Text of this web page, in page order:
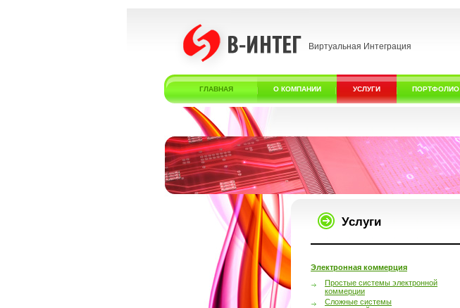
Виртуальная Интеграция
ГЛАВНАЯ О КОМПАНИИ УСЛУГИ ПОРТФОЛИО
Услуги
Электронная коммерция
Простые системы электронной
коммерции
Сложные системы